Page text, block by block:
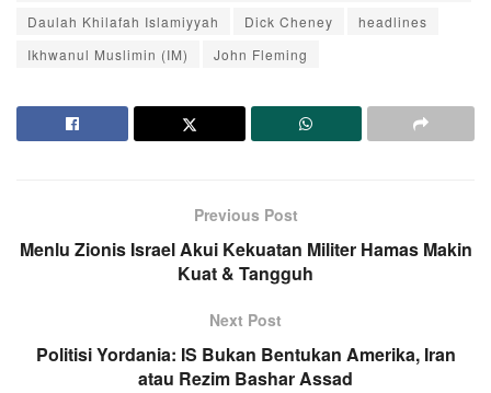
Daulah Khilafah Islamiyyah
Dick Cheney
headlines
Ikhwanul Muslimin (IM)
John Fleming
Previous Post
Menlu Zionis Israel Akui Kekuatan Militer Hamas Makin
Kuat & Tangguh
Next Post
Politisi Yordania: IS Bukan Bentukan Amerika, Iran
atau Rezim Bashar Assad